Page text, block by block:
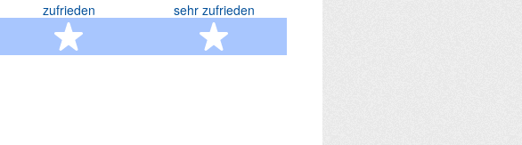
zufrieden
4 Sterne
sehr zufrieden
5 Sterne